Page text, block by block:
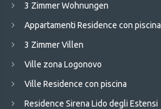
3 Zimmer Wohnungen
Appartamenti Residence con piscina
3 Zimmer Villen
Ville zona Logonovo
Ville Residence con piscina
Residence Sirena Lido degli Estensi